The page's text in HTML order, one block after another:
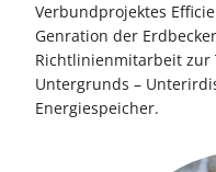
Verbundprojektes
Genration der
Richtlinienmitarbeit zur
Untergrunds –
Energiespeicher.